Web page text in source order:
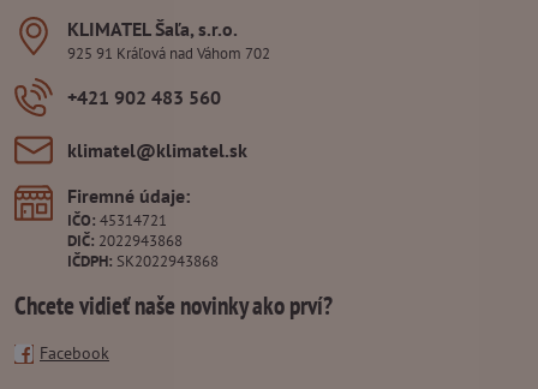
KLIMATEL Šaľa, s​.r​.o​.
925 91 Kráľová nad Váhom 702
+421 902 483 560
klimatel​@klimatel​.sk
Firemné údaje:
IČO: 45314721
DIČ: 2022943868
IČDPH: SK2022943868
Chcete vidieť naše novinky ako prví?
Facebook